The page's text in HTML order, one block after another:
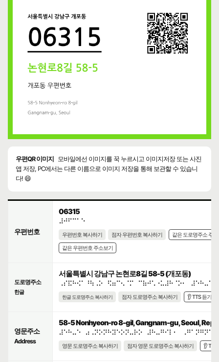
우편QR 이미지
모바일에선 이미지를 꾹 누르시고 이미지저장 또는 사진
앱 저장, PC에서는 다른 이름으로 이미지 저장을 통해 보관할 수 있습니
다! 😄
우편번호
06315
⠼⠚⠋⠉⠁⠑
우편번호 복사하기 점자 우편번호 복사하기
같은 도로명주소 주
같은 우편번호 주소보기
도로명주소
한글
서울특별시 강남구 논현로8길 58-5 (개포동)
⠠⠎⠯⠓⠪⠁⠘⠳⠠⠕⠀⠫⠶⠉⠢⠈⠍⠀⠉⠷⠚⠡⠐⠥⠼⠓⠈⠕⠂⠀⠼⠑⠓⠤⠑
한글 도로명주소 복사하기 점자 도로명주소 복사하기 👂 TTS 듣기
영문주소
Address
58-5 Nonhyeon-ro 8-gil, Gangnam-gu, Seoul,
영문 도로명주소 복사하기 점자 영문 도로명주소 복사하기 👂 TTS